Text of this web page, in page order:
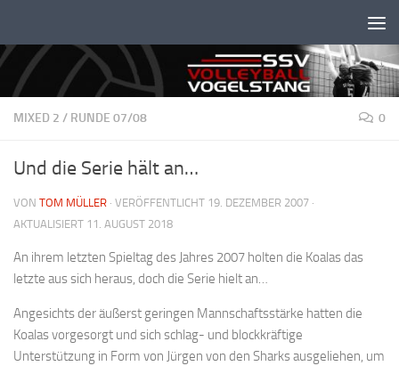
MIXED 2 / RUNDE 07/08 0
Und die Serie hält an…
VON TOM MÜLLER · VERÖFFENTLICHT 19. DEZEMBER 2007 ·
AKTUALISIERT 11. AUGUST 2018
An ihrem letzten Spieltag des Jahres 2007 holten die Koalas das
letzte aus sich heraus, doch die Serie hielt an…
Angesichts der äußerst geringen Mannschaftsstärke hatten die
Koalas vorgesorgt und sich schlag- und blockkräftige
Unterstützung in Form von Jürgen von den Sharks ausgeliehen, um